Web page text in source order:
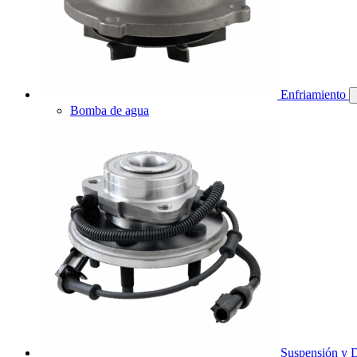
Enfriamiento
Bomba de agua
Suspensión y